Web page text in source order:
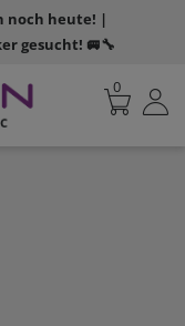
noch heute! |
gesucht! 🚐🔧
0